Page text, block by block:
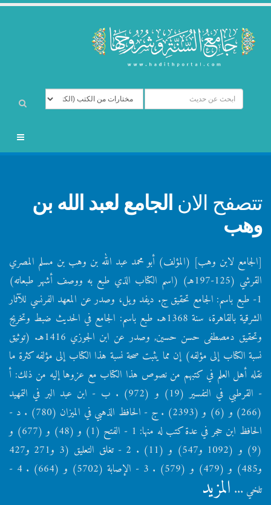
تتصفح الان الجامع لعبد الله بن
وهب
[الجامع لابن وهب] (المؤلف) أبو محمد عبد الله بن وهب بن مسلم المصري
القرشي (125-197هـ) (اسم الكتاب الذي طبع به ووصف أشهر طبعاته)
1- طبع باسم: الجامع تحقيق ج. ديفد ويل، وصدر عن المعهد الفرنسي للآثار
الشرقية بالقاهرة، سنة 1368هـ. طبع باسم: الجامع في الحديث ضبط وتخريج
وتحقيق دمصطفى حسن حسين, وصدر عن ابن الجوزي 1416هـ. (توثيق
نسبة الكتاب إلى مؤلفه) إن مما يثبت صحة نسبة هذا الكتاب إلى مؤلفه كثرة ما
نقله أهل العلم في كتبهم من نصوص هذا الكتاب مع عزوها إليه من ذلك: أ
- القرطبي في التفسير (19) و (972) . ب - ابن عبد البر في التمهيد
(266) و (6) و (2393) . ج - الحافظ الذهبي في الميزان (780) . د -
الحافظ ابن حجر في عدة كتب له منها: 1 - الفتح (1) و (48) و (677) و
(9) و (1092 و547) و (11) . 2 - تغلق التعليق (3 و271 و427
و485) و (479) و (579) . 3 - الإصابة (5702) و (664) . 4 -
تلخي ... المزيد